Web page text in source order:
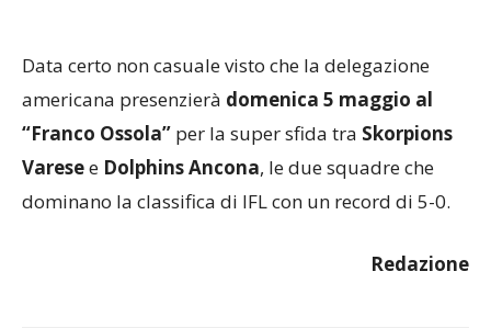
americana presenzierà domenica 5 maggio al
“Franco Ossola”per la super sfida traSkorpions
VareseeDolphins Ancona, le due squadre che
dominano la classifica di IFL con un record di 5-0.